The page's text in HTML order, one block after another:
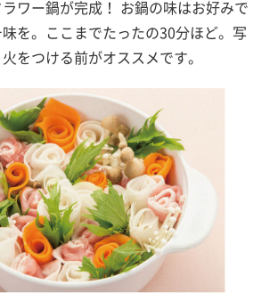
ワー鍋が完成！ お鍋の味はお好みで
を。ここまでたったの30分ほど。写
をつける前がオススメです。